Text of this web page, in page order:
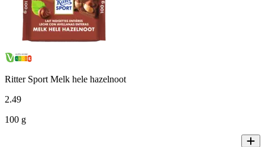
Ritter Sport Melk hele hazelnoot
2.49
100 g